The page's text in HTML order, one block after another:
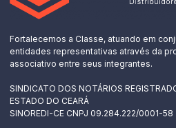
Fortalecemos a Classe, atuando em
entidades representativas através da
associativo entre seus integrantes.
SINDICATO DOS NOTÁRIOS
ESTADO DO CEARÁ
SINOREDI-CE CNPJ 09.284.222/0001-58